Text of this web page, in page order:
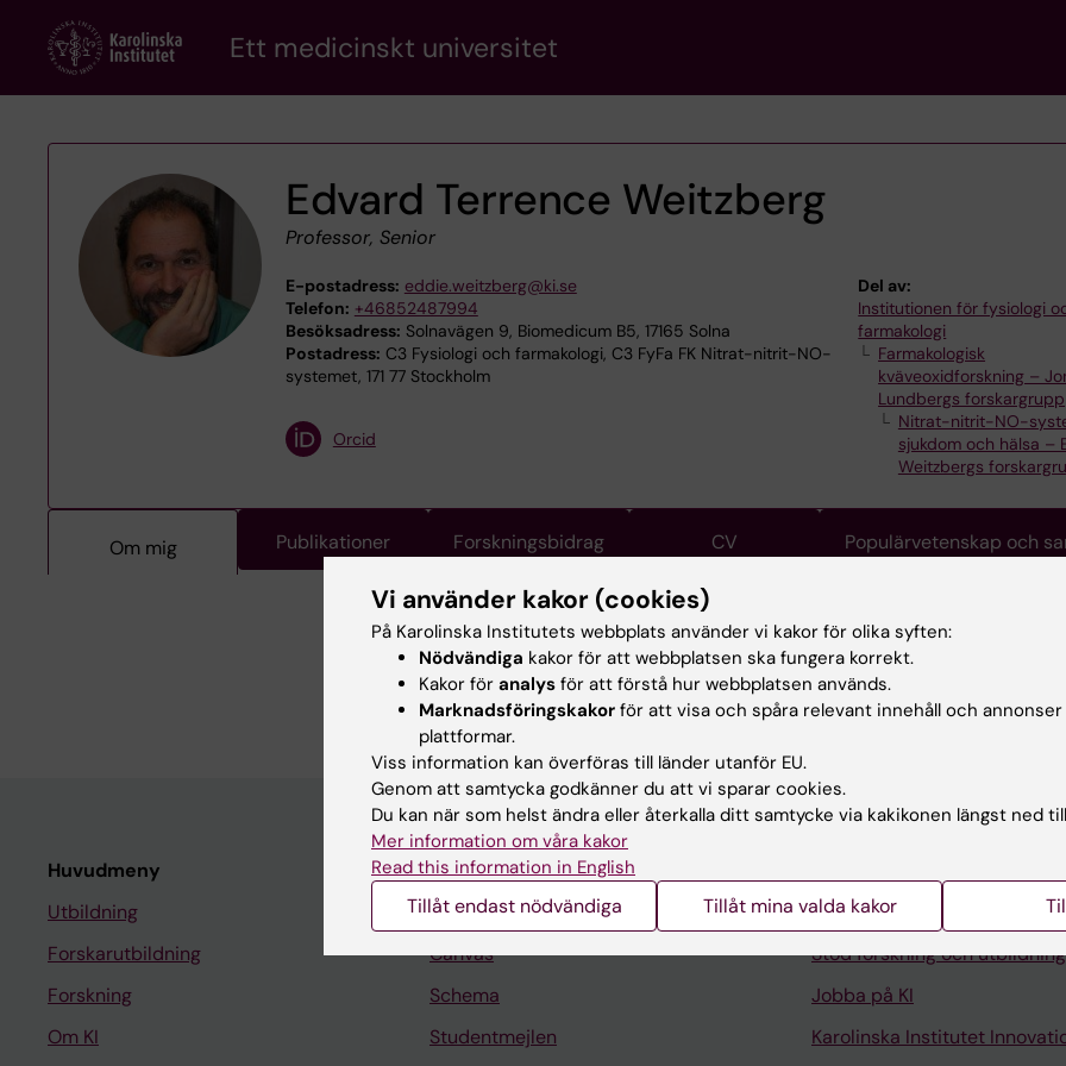
content
Ett medicinskt universitet
Edvard Terrence Weitzberg
Professor, Senior
E-postadress: eddie.weitzberg@ki.se
Telefon: +46852487994
Besöksadress: Solnavägen 9, Biomedicum B5, 17165 Solna
Postadress: C3 Fysiologi och farmakologi, C3 FyFa FK Nitrat-nitrit-NO-
systemet, 171 77 Stockholm
Del av:
Institutionen för fysiologi
farmakologi
Farmakologisk
kväveoxidforskning –
Lundbergs forskargrupp
Nitrat-nitrit-NO-
sjukdom och hälsa –
Weitzbergs
Orcid
Om mig Publikationer Forskningsbidrag CV Populärvetenskap och
Om mig
Eddie Weitzberg är professor i anestesiologi och intensivmedicin vid
fysiologi och farmakologi.
Huvudmeny
Utbildning
Forskarutbildning
Forskning
Om KI
Student
Ladok
Canvas
Schema
Studentmejlen
Universitetsbiblioteket
Stöd forskning och utbildning
Jobba på KI
Karolinska Institutet
Vi använder kakor (cookies)
På Karolinska Institutets webbplats använder vi kakor för olika syften:
Nödvändiga kakor för att webbplatsen ska fungera korrekt.
Kakor för analys för att förstå hur webbplatsen används.
Marknadsföringskakor för att visa och spåra relevant innehåll och
plattformar.
Viss information kan överföras till länder utanför EU.
Genom att samtycka godkänner du att vi sparar cookies.
Du kan när som helst ändra eller återkalla ditt samtycke via kakikonen längst ned
Mer information om våra kakor
Read this information in English
Tillåt endast nödvändiga Tillåt mina valda kakor